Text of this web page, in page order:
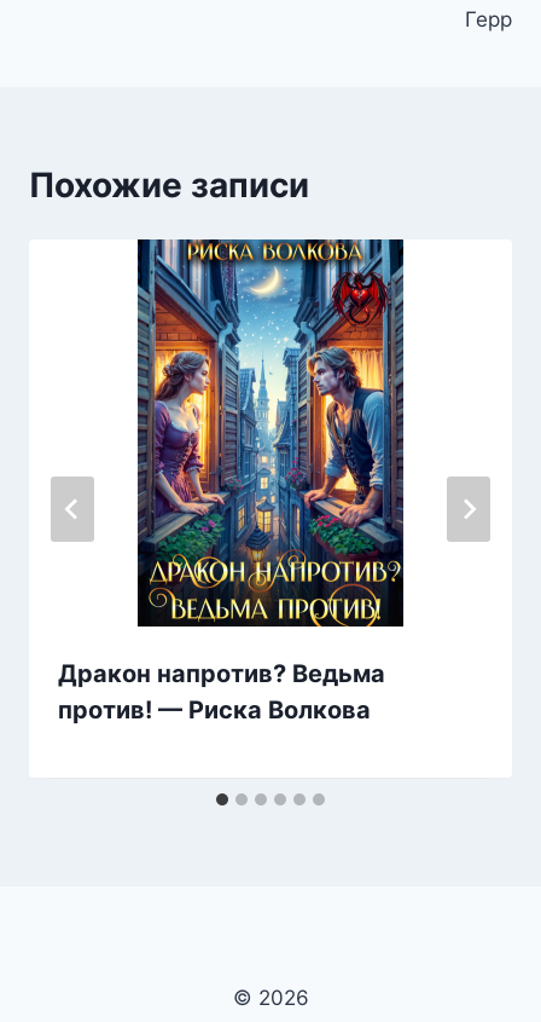
Герр
Похожие записи
Дракон напротив? Ведьма
против! — Риска Волкова
© 2026